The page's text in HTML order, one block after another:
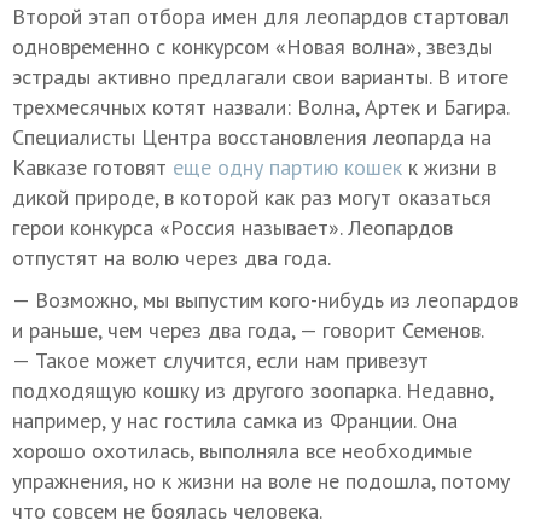
Второй этап отбора имен для леопардов стартовал
одновременно с конкурсом «Новая волна», звезды
эстрады активно предлагали свои варианты. В итоге
трехмесячных котят назвали: Волна, Артек и Багира.
Специалисты Центра восстановления леопарда на
Кавказе готовят еще одну партию кошек к жизни в
дикой природе, в которой как раз могут оказаться
герои конкурса «Россия называет». Леопардов
отпустят на волю через два года.
— Возможно, мы выпустим кого-нибудь из леопардов
и раньше, чем через два года, — говорит Семенов.
— Такое может случится, если нам привезут
подходящую кошку из другого зоопарка. Недавно,
например, у нас гостила самка из Франции. Она
хорошо охотилась, выполняла все необходимые
упражнения, но к жизни на воле не подошла, потому
что совсем не боялась человека.